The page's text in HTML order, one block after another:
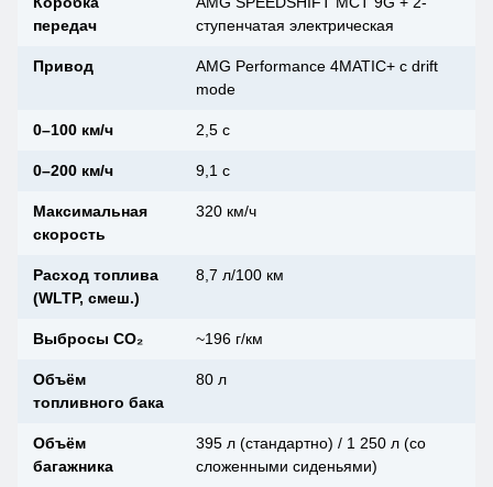
передач
ступенчатая электрическая
Привод
AMG Performance 4MATIC+ с drift
mode
0–100 км/ч 2,5 с
0–200 км/ч 9,1 с
Максимальная
скорость
320 км/ч
Расход топлива
(WLTP, смеш.)
8,7 л/100 км
Выбросы CO₂ ~196 г/км
Объём
топливного бака
80 л
Объём
багажника
395 л (стандартно) / 1 250 л (со
сложенными сиденьями)